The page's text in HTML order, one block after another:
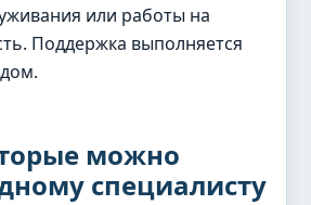
или работы на
Поддержка выполняется
можно
специалисту